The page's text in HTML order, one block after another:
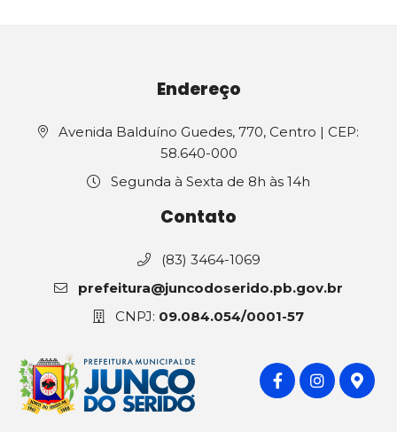
Endereço
Avenida Balduíno Guedes, 770, Centro | CEP:
58.640-000
Segunda à Sexta de 8h às 14h
Contato
(83) 3464-1069
prefeitura@juncodoserido.pb.gov.br
CNPJ: 09.084.054/0001-57